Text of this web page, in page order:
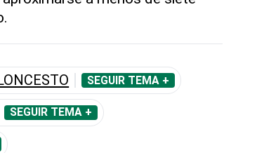
SEGUIR TEMA +
SEGUIR TEMA +